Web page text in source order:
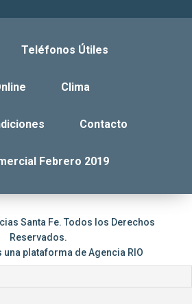
Teléfonos Útiles
Clima
Contacto
Febrero 2019
Santa Fe. Todos los Derechos
Reservados.
una plataforma deAgencia RIO